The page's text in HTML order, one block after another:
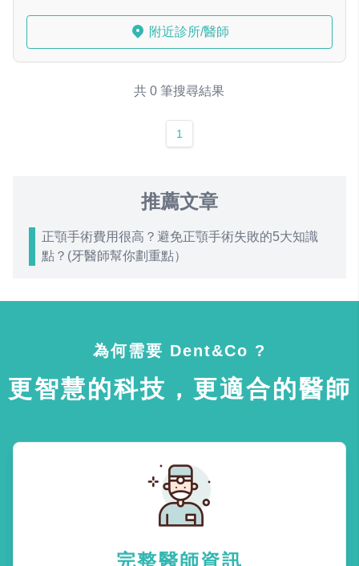
附近診所/醫師
共 0 筆搜尋結果
1
推薦文章
正顎手術費用很高？避免正顎手術失敗的5大知識
點？(牙醫師幫你劃重點）
為何需要 Dent&Co ?
更智慧的科技，更適合的醫師
完整醫師資訊